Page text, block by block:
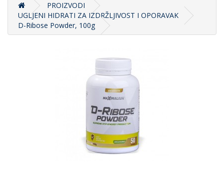
PROIZVODI
UGLJENI HIDRATI ZA IZDRŽLJIVOST I OPORAVAK
D-Ribose Powder, 100g